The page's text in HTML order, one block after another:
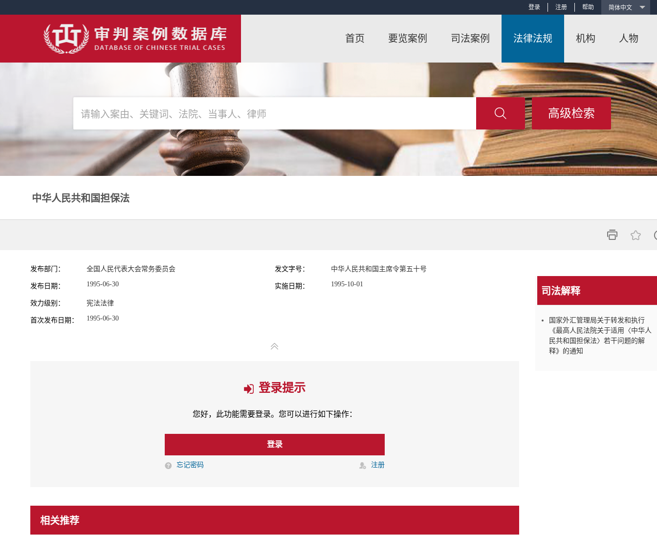
登录 注册 帮助
首页 要览案例 司法案例 法律法规 机构 人物
 高级检索
中华人民共和国担保法

发布部门： 全国人民代表大会常务委员会
发布日期： 1995-06-30
效力级别： 宪法法律
首次发布日期： 1995-06-30
发文字号： 中华人民共和国主席令第五十号
实施日期： 1995-10-01
登录提示
您好，此功能需要登录。您可以进行如下操作：
登录
忘记密码 注册
相关推荐
司法解释
国家外汇管理局关于转发和执行
《最高人民法院关于适用〈中华人
民共和国担保法〉若干问题的解
释》的通知